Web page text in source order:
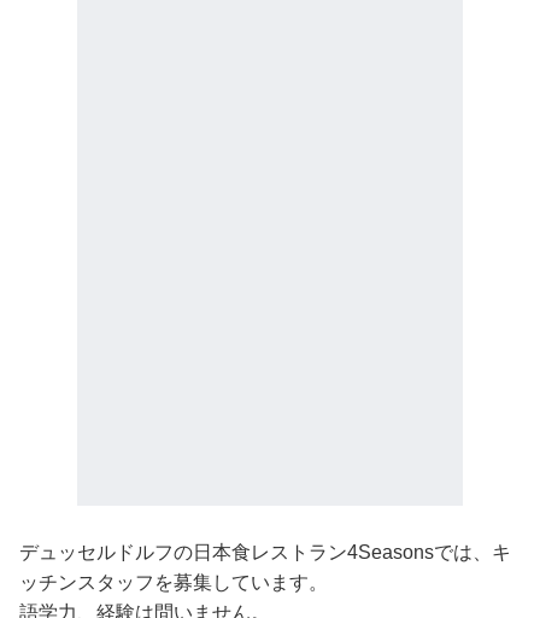
デュッセルドルフの日本食レストラン4Seasonsでは、キ
ッチンスタッフを募集しています。
語学力、経験は問いません。